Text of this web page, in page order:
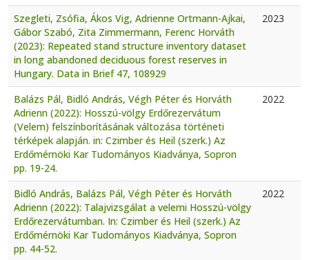
Szegleti, Zsófia, Ákos Vig, Adrienne Ortmann-Ajkai,
Gábor Szabó, Zita Zimmermann, Ferenc Horváth
(2023): Repeated stand structure inventory dataset
in long abandoned deciduous forest reserves in
Hungary. Data in Brief 47, 108929
2023
Balázs Pál, Bidló András, Végh Péter és Horváth
Adrienn (2022): Hosszú-völgy Erdőrezervátum
(Velem) felszínborításának változása történeti
térképek alapján. in: Czimber és Heil (szerk.) Az
Erdőmérnöki Kar Tudományos Kiadványa, Sopron
pp. 19-24.
2022
Bidló András, Balázs Pál, Végh Péter és Horváth
Adrienn (2022): Talajvizsgálat a velemi Hosszú-völgy
Erdőrezervátumban. In: Czimber és Heil (szerk.) Az
Erdőmérnöki Kar Tudományos Kiadványa, Sopron
pp. 44-52.
2022